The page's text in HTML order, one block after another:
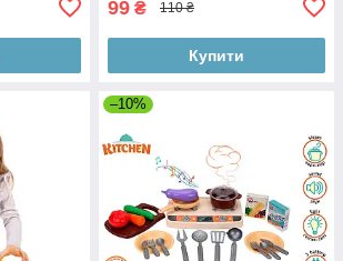
99 ₴ 110 ₴
Купити
–10%